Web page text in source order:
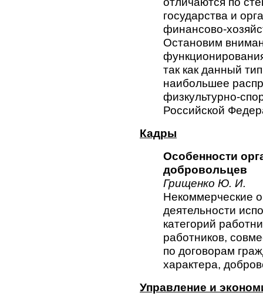
государства и
финансово-
Остановим
так как данный
наибольшее
физкультурно-
Российской
Кадры
Особенности
добровольцев
Грищенко Ю. И.
Некоммерческие
деятельности
категорий
работников,
по договорам
характера,
Управление и